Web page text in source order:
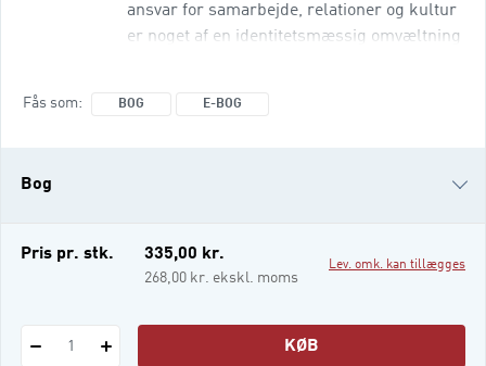
ansvar for samarbejde, relationer og kultur
er noget af en identitetsmæssig omvæltning
Fås som BOG E-BOG
Bog
e-bog
Pris pr. stk. 335,00 kr.
268,00 kr. ekskl. moms
Lev. omk. kan tillægges
1 KØB